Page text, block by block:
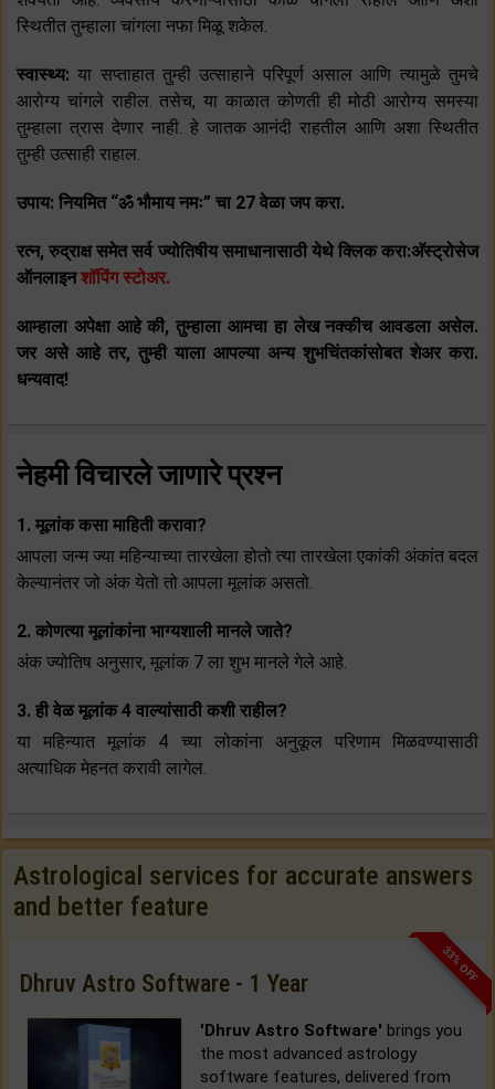
स्थितीत तुम्हाला चांगला नफा मिळू शकेल.
स्वास्थ्य:या सप्ताहात तुम्ही उत्साहाने परिपूर्ण असाल आणि त्यामुळे तुमचे
आरोग्य चांगले राहील. तसेच, या काळात कोणती ही मोठी आरोग्य समस्या
तुम्हाला त्रास देणार नाही. हे जातक आनंदी राहतील आणि अशा स्थितीत
तुम्ही उत्साही राहाल.
उपाय: नियमित “ॐ भौमाय नमः” चा 27 वेळा जप करा.
रत्न, रुद्राक्ष समेत सर्व ज्योतिषीय समाधानासाठी येथे क्लिक करा:अ‍ॅस्ट्रोसेज
ऑनलाइनशॉपिंग स्टोअर.
आम्हाला अपेक्षा आहे की, तुम्हाला आमचा हा लेख नक्कीच आवडला असेल.
जर असे आहे तर, तुम्ही याला आपल्या अन्य शुभचिंतकांसोबत शेअर करा.
धन्यवाद!
नेहमी विचारले जाणारे प्रश्न
1. मूलांक कसा माहिती करावा?
आपला जन्म ज्या महिन्याच्या तारखेला होतो त्या तारखेला एकांकी अंकांत बदल
केल्यानंतर जो अंक येतो तो आपला मूलांक असतो.
2. कोणत्या मूलांकांना भाग्यशाली मानले जाते?
अंक ज्योतिष अनुसार, मूलांक 7 ला शुभ मानले गेले आहे.
3. ही वेळ मूलांक 4 वाल्यांसाठी कशी राहील?
या महिन्यात मूलांक 4 च्या लोकांना अनुकूल परिणाम मिळवण्यासाठी
अत्याधिक मेहनत करावी लागेल.
Astrological services for accurate answers
and better feature
33% OFF
Dhruv Astro Software - 1 Year
'Dhruv Astro Software' brings you
the most advanced astrology
software features, delivered from